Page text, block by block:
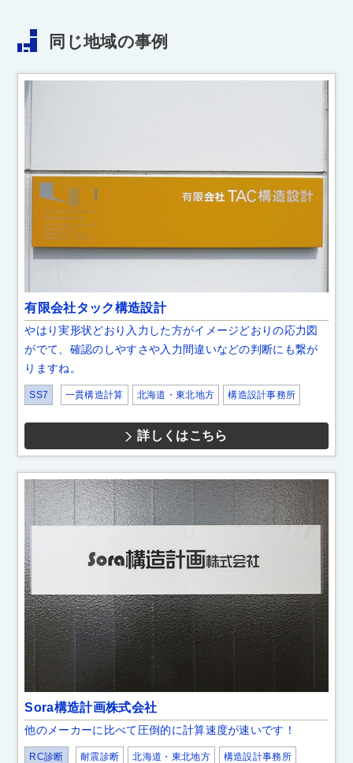
同じ地域の事例
有限会社タック構造設計
やはり実形状どおり入力した方がイメージどおりの応力図
がでて、確認のしやすさや入力間違いなどの判断にも繋が
りますね。
SS7 一貫構造計算 北海道・東北地方 構造設計事務所
詳しくはこちら
Sora構造計画株式会社
他のメーカーに比べて圧倒的に計算速度が速いです！
RC診断 耐震診断 北海道・東北地方 構造設計事務所